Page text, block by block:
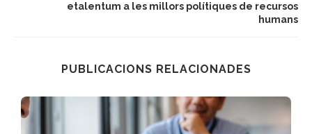
etalentum a les millors polítiques de recursos
humans
PUBLICACIONS RELACIONADES